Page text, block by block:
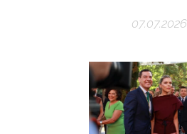
07.07.2026